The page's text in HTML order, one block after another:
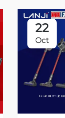
22
Oct